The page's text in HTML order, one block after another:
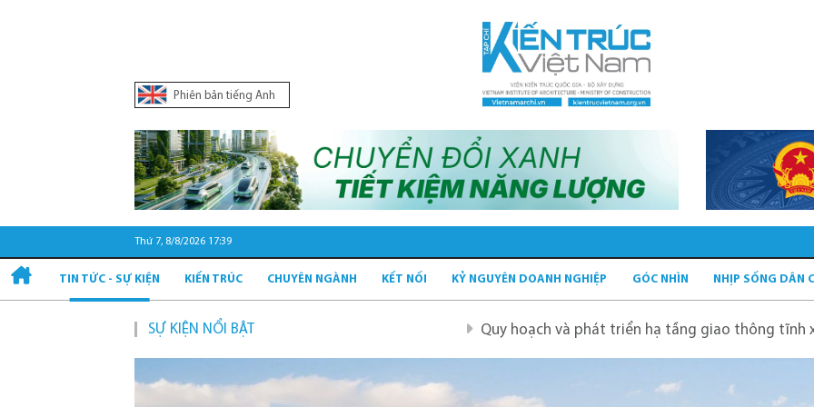
Phiên bản tiếng Anh
Thứ 7, 8/8/2026 17:39
TIN TỨC - SỰ KIỆN KIẾN TRÚC CHUYÊN NGÀNH KẾT NỐI KỶ NGUYÊN DOANH NGHIỆP GÓC NHÌN NHỊP SỐNG DÂN
SỰ KIỆN NỔI BẬT Quy hoạch và phát triển hạ tầng giao thông tĩnh xanh Quy hoạch